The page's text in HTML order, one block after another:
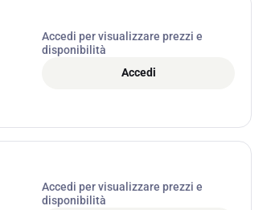
Accedi per visualizzare prezzi e
disponibilità
Accedi
Accedi per visualizzare prezzi e
disponibilità